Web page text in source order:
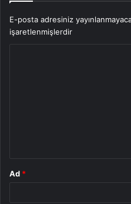
E-posta adresiniz
işaretlenmişlerdir
Ad *